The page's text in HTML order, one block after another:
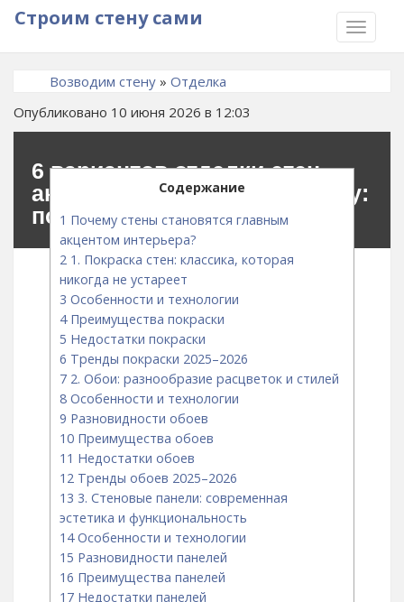
TOGGLE
Строим стену сами
Возводим стену » Отделка
Опубликовано 10 июня 2026 в 12:03
6 вариантов отделки стен,
актуальных в 2025–2026 году:
полное сравнение
Содержание
1 Почему стены становятся главным
акцентом интерьера?
2 1. Покраска стен: классика, которая
никогда не устареет
3 Особенности и технологии
4Преимущества покраски
5 Недостатки покраски
6 Тренды покраски 2025–2026
7 2. Обои: разнообразие расцветок и стилей
8 Особенности и технологии
9 Разновидности обоев
10 Преимущества обоев
11 Недостатки обоев
12 Тренды обоев 2025–2026
13 3. Стеновые панели: современная
эстетика и функциональность
14Особенности и технологии
15 Разновидности панелей
16 Преимущества панелей
17 Недостатки панелей